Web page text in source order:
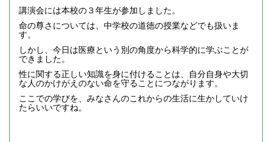
講演会には本校の３年生が参加しました。
命の尊さについては、中学校の道徳の授業などでも扱いま
す。
しかし、今日は医療という別の角度から科学的に学ぶことが
できました。
性に関する正しい知識を身に付けることは、自分自身や大切
な人のかけがえのない命を守ることにつながります。
ここでの学びを、みなさんのこれからの生活に生かしていけ
たらいいですね。